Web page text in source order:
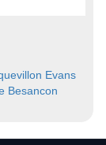
Evans
Besancon